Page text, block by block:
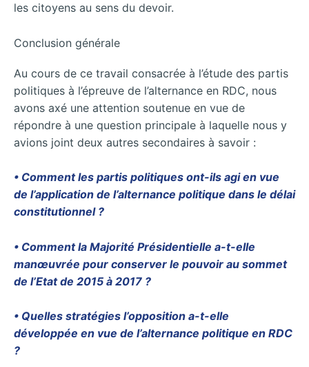
les citoyens au sens du devoir.
Conclusion générale
Au cours de ce travail consacrée à l’étude des partis
politiques à l’épreuve de l’alternance en RDC, nous
avons axé une attention soutenue en vue de
répondre à une question principale à laquelle nous y
avions joint deux autres secondaires à savoir :
• Comment les partis politiques ont-ils agi en vue
de l’application de l’alternance politique dans le délai
constitutionnel ?
• Comment la Majorité Présidentielle a-t-elle
manœuvrée pour conserver le pouvoir au sommet
de l’Etat de 2015 à 2017 ?
• Quelles stratégies l’opposition a-t-elle
développée en vue de l’alternance politique en RDC
?